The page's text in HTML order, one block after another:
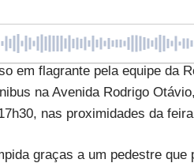
em flagrante pela equipe da
na Avenida Rodrigo
nas proximidades da
graças a um pedestre